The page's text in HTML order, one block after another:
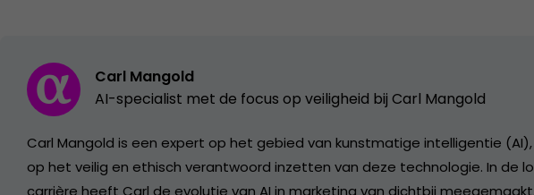
Carl Mangold
AI-specialist met de focus op veiligheid bij Carl Mangold
Carl Mangold is een expert op het gebied van kunstmatige intelligentie
op het veilig en ethisch verantwoord inzetten van deze technologie. In de
carrière heeft Carl de evolutie van AI in marketing van dichtbij